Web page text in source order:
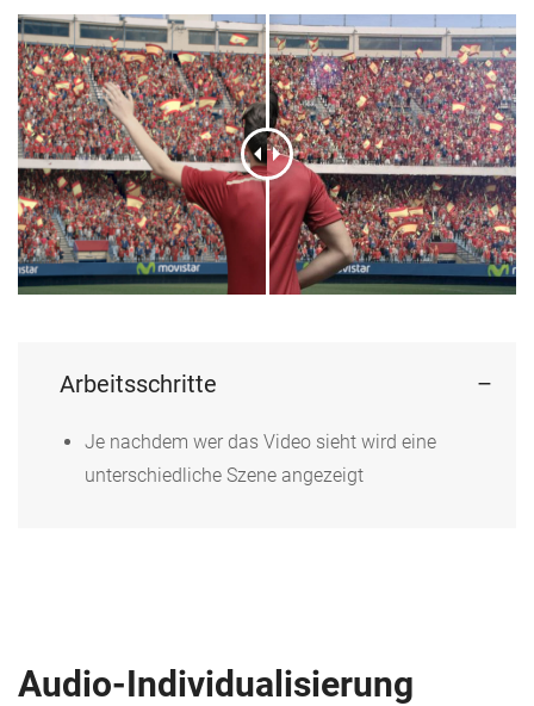
Arbeitsschritte
Je nachdem wer das Video sieht wird eine
unterschiedliche Szene angezeigt
Audio-Individualisierung